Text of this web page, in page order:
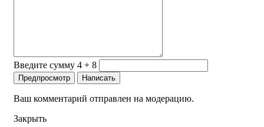
Введите сумму 4 + 8
Ваш комментарий отправлен на модерацию.
Закрыть